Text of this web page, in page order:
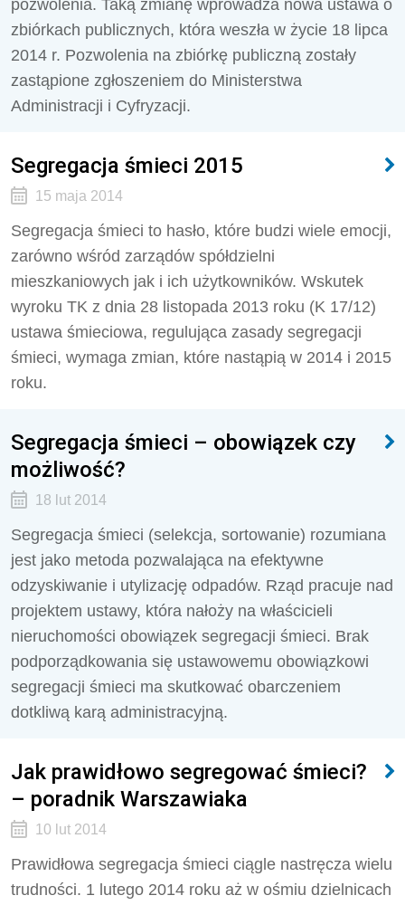
pozwolenia. Taką zmianę wprowadza nowa ustawa o
zbiórkach publicznych, która weszła w życie 18 lipca
2014 r. Pozwolenia na zbiórkę publiczną zostały
zastąpione zgłoszeniem do Ministerstwa
Administracji i Cyfryzacji.
Segregacja śmieci 2015
15 maja 2014
Segregacja śmieci to hasło, które budzi wiele emocji,
zarówno wśród zarządów spółdzielni
mieszkaniowych jak i ich użytkowników. Wskutek
wyroku TK z dnia 28 listopada 2013 roku (K 17/12)
ustawa śmieciowa, regulująca zasady segregacji
śmieci, wymaga zmian, które nastąpią w 2014 i 2015
roku.
Segregacja śmieci – obowiązek czy
możliwość?
18 lut 2014
Segregacja śmieci (selekcja, sortowanie) rozumiana
jest jako metoda pozwalająca na efektywne
odzyskiwanie i utylizację odpadów. Rząd pracuje nad
projektem ustawy, która nałoży na właścicieli
nieruchomości obowiązek segregacji śmieci. Brak
podporządkowania się ustawowemu obowiązkowi
segregacji śmieci ma skutkować obarczeniem
dotkliwą karą administracyjną.
Jak prawidłowo segregować śmieci?
– poradnik Warszawiaka
10 lut 2014
Prawidłowa segregacja śmieci ciągle nastręcza wielu
trudności. 1 lutego 2014 roku aż w ośmiu dzielnicach